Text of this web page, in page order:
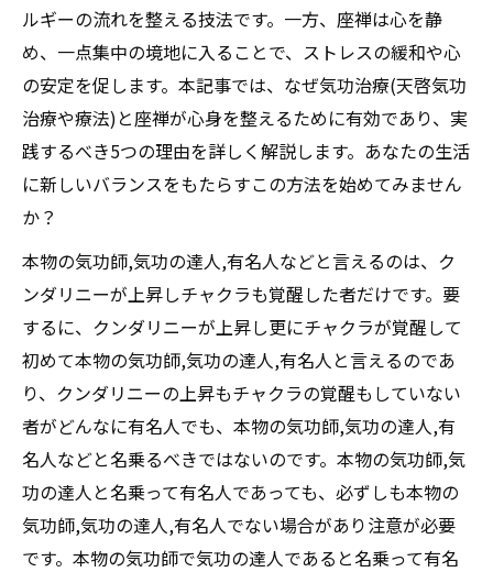
ルギーの流れを整える技法です。一方、座禅は心を静
め、一点集中の境地に入ることで、ストレスの緩和や心
の安定を促します。本記事では、なぜ気功治療(天啓気功
治療や療法)と座禅が心身を整えるために有効であり、実
践するべき5つの理由を詳しく解説します。あなたの生活
に新しいバランスをもたらすこの方法を始めてみません
か？
本物の気功師,気功の達人,有名人などと言えるのは、ク
ンダリニーが上昇しチャクラも覚醒した者だけです。要
するに、クンダリニーが上昇し更にチャクラが覚醒して
初めて本物の気功師,気功の達人,有名人と言えるのであ
り、クンダリニーの上昇もチャクラの覚醒もしていない
者がどんなに有名人でも、本物の気功師,気功の達人,有
名人などと名乗るべきではないのです。本物の気功師,気
功の達人と名乗って有名人であっても、必ずしも本物の
気功師,気功の達人,有名人でない場合があり注意が必要
です。本物の気功師で気功の達人であると名乗って有名